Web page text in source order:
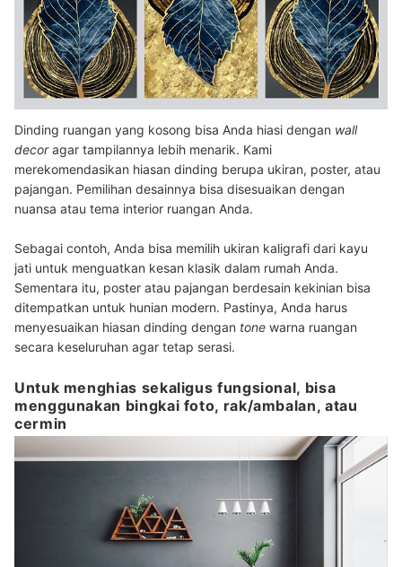
Dinding ruangan yang kosong bisa Anda hiasi dengan wall
decoragar tampilannya lebih menarik. Kami
merekomendasikan hiasan dinding berupa ukiran, poster, atau
pajangan. Pemilihan desainnya bisa disesuaikan dengan
nuansa atau tema interior ruangan Anda.
Sebagai contoh, Anda bisa memilih ukiran kaligrafi dari kayu
jati untuk menguatkan kesan klasik dalam rumah Anda.
Sementara itu, poster atau pajangan berdesain kekinian bisa
ditempatkan untuk hunian modern. Pastinya, Anda harus
menyesuaikan hiasan dinding dengan tone warna ruangan
secara keseluruhan agar tetap serasi.
Untuk menghias sekaligus fungsional, bisa
menggunakan bingkai foto, rak/ambalan, atau
cermin